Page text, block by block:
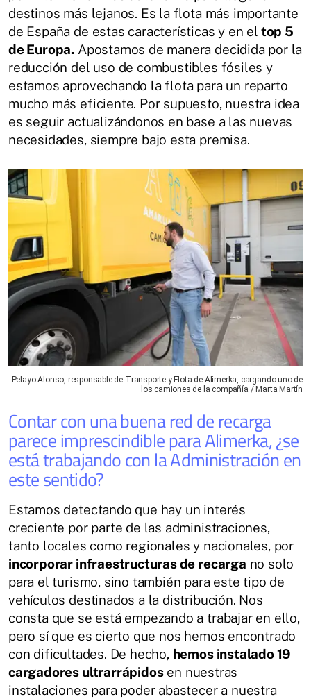
destinos más lejanos. Es la flota más importante
de España de estas características y en el top 5
de Europa. Apostamos de manera decidida por la
reducción del uso de combustibles fósiles y
estamos aprovechando la flota para un reparto
mucho más eficiente. Por supuesto, nuestra idea
es seguir actualizándonos en base a las nuevas
necesidades, siempre bajo esta premisa.
Pelayo Alonso, responsable de Transporte y Flota de Alimerka, cargando uno de
los camiones de la compañía / Marta Martín
Contar con una buena red de recarga
parece imprescindible para Alimerka, ¿se
está trabajando con la Administración en
este sentido?
Estamos detectando que hay un interés
creciente por parte de las administraciones,
tanto locales como regionales y nacionales, por
incorporar infraestructuras de recarga no solo
para el turismo, sino también para este tipo de
vehículos destinados a la distribución. Nos
consta que se está empezando a trabajar en ello,
pero sí que es cierto que nos hemos encontrado
con dificultades. De hecho, hemos instalado 19
cargadores ultrarrápidosen nuestras
instalaciones para poder abastecer a nuestra